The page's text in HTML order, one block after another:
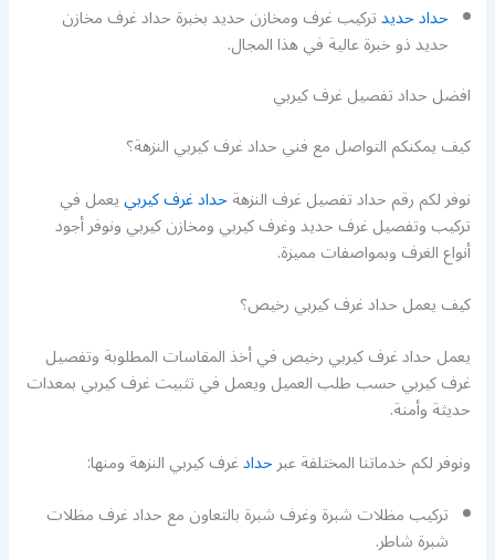
حداد حديدتركيب غرف ومخازن حديد بخبرة حداد غرف مخازن
حديد ذو خبرة عالية في هذا المجال.
افضل حداد تفصيل غرف كيربي
كيف يمكنكم التواصل مع فني حداد غرف كيربي النزهة؟
نوفر لكم رقم حداد تفصيل غرف النزهةحداد غرف كيربييعمل في
تركيب وتفصيل غرف حديد وغرف كيربي ومخازن كيربي ونوفر أجود
أنواع الغرف وبمواصفات مميزة.
كيف يعمل حداد غرف كيربي رخيص؟
يعمل حداد غرف كيربي رخيص في أخذ المقاسات المطلوبة وتفصيل
غرف كيربي حسب طلب العميل ويعمل في تثبيت غرف كيربي بمعدات
حديثة وأمنة.
ونوفر لكم خدماتنا المختلفة عبرحدادغرف كيربي النزهة ومنها:
تركيب مظلات شبرة وغرف شبرة بالتعاون مع حداد غرف مظلات
شبرة شاطر.